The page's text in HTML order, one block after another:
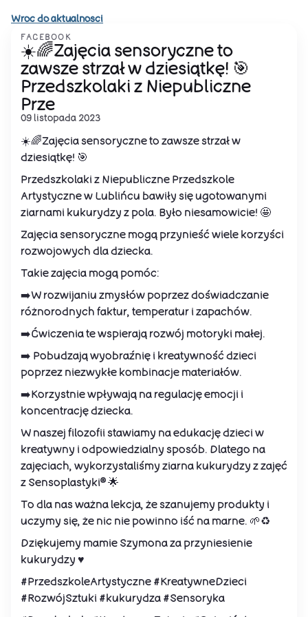
Wroc do aktualnosci
FACEBOOK
☀️🌈Zajęcia sensoryczne to
zawsze strzał w dziesiątkę! 🎯
Przedszkolaki z Niepubliczne
Prze
09 listopada 2023
☀️🌈Zajęcia sensoryczne to zawsze strzał w
dziesiątkę! 🎯
Przedszkolaki z Niepubliczne Przedszkole
Artystyczne w Lublińcu bawiły się ugotowanymi
ziarnami kukurydzy z pola. Było niesamowicie! 🤩
Zajęcia sensoryczne mogą przynieść wiele korzyści
rozwojowych dla dziecka.
Takie zajęcia mogą pomóc:
➡️W rozwijaniu zmysłów poprzez doświadczanie
różnorodnych faktur, temperatur i zapachów.
➡️Ćwiczenia te wspierają rozwój motoryki małej.
➡️ Pobudzają wyobraźnię i kreatywność dzieci
poprzez niezwykłe kombinacje materiałów.
➡️Korzystnie wpływają na regulację emocji i
koncentrację dziecka.
W naszej filozofii stawiamy na edukację dzieci w
kreatywny i odpowiedzialny sposób. Dlatego na
zajęciach, wykorzystaliśmy ziarna kukurydzy z zajęć
z Sensoplastyki® 🌟
To dla nas ważna lekcja, że szanujemy produkty i
uczymy się, że nic nie powinno iść na marne. 🌱♻️
Dziękujemy mamie Szymona za przyniesienie
kukurydzy ♥️
#PrzedszkoleArtystyczne #KreatywneDzieci
#RozwójSztuki #kukurydza #Sensoryka